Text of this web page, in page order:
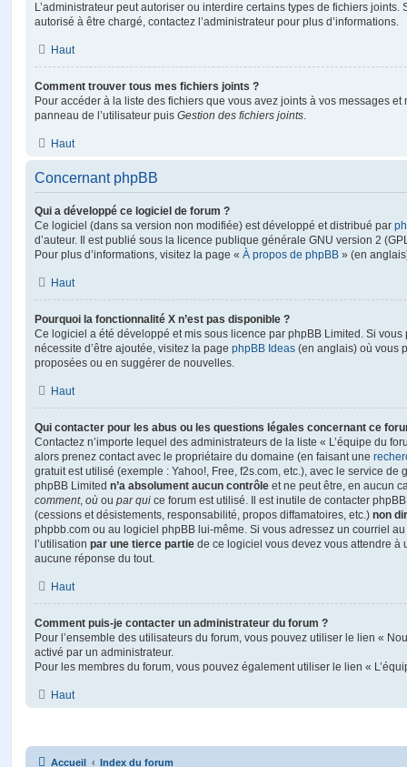
L’administrateur peut autoriser ou interdire certains types de fichiers joints.
autorisé à être chargé, contactez l’administrateur pour plus d’informations.
Haut
Comment trouver tous mes fichiers joints ?
Pour accéder à la liste des fichiers que vous avez joints à vos messages
panneau de l’utilisateur puis Gestion des fichiers joints.
Haut
Concernant phpBB
Qui a développé ce logiciel de forum ?
Ce logiciel (dans sa version non modifiée) est développé et distribué par
d’auteur. Il est publié sous la licence publique générale GNU version 2
Pour plus d’informations, visitez la page « À propos de phpBB » (en
Haut
Pourquoi la fonctionnalité X n’est pas disponible ?
Ce logiciel a été développé et mis sous licence par phpBB Limited. Si vous
nécessite d’être ajoutée, visitez la page phpBB Ideas (en anglais) où vous
proposées ou en suggérer de nouvelles.
Haut
Qui contacter pour les abus ou les questions légales concernant ce
Contactez n’importe lequel des administrateurs de la liste « L’équipe du
alors prenez contact avec le propriétaire du domaine (en faisant une
gratuit est utilisé (exemple : Yahoo!, Free, f2s.com, etc.), avec le service de
phpBB Limited n’a absolument aucun contrôle et ne peut être, en aucun
comment, où ou par qui ce forum est utilisé. Il est inutile de contacter
(cessions et désistements, responsabilité, propos diffamatoires, etc.) non
phpbb.com ou au logiciel phpBB lui-même. Si vous adressez un courriel
l’utilisation par une tierce partie de ce logiciel vous devez vous attendre à
aucune réponse du tout.
Haut
Comment puis-je contacter un administrateur du forum ?
Pour l’ensemble des utilisateurs du forum, vous pouvez utiliser le lien «
activé par un administrateur.
Pour les membres du forum, vous pouvez également utiliser le lien «
Haut
Accueil Index du forum